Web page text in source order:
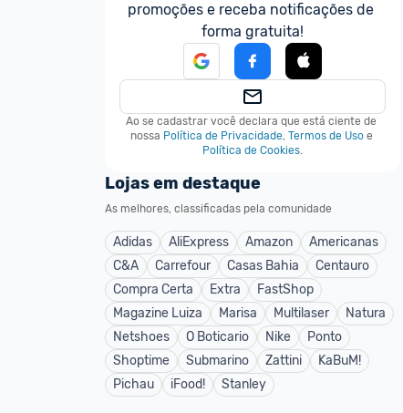
promoções e receba notificações de
forma gratuita!
Ao se cadastrar você declara que está ciente de
nossa Política de Privacidade, Termos de Uso e
Política de Cookies.
Lojas em destaque
As melhores, classificadas pela comunidade
Adidas AliExpress Amazon
Americanas
C&A
Carrefour Casas Bahia
Centauro
Compra Certa
Extra
FastShop
Magazine Luiza
Marisa Multilaser
Natura
Netshoes
O Boticario Nike
Ponto
Shoptime
Submarino Zattini
KaBuM!
Pichau
iFood! Stanley